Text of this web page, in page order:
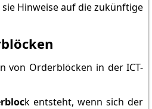
Hinweise auf die zukünftige
von Orderblöcken in der ICT-
k entsteht, wenn sich der